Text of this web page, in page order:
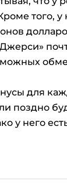
того, у
для
поздно
у него